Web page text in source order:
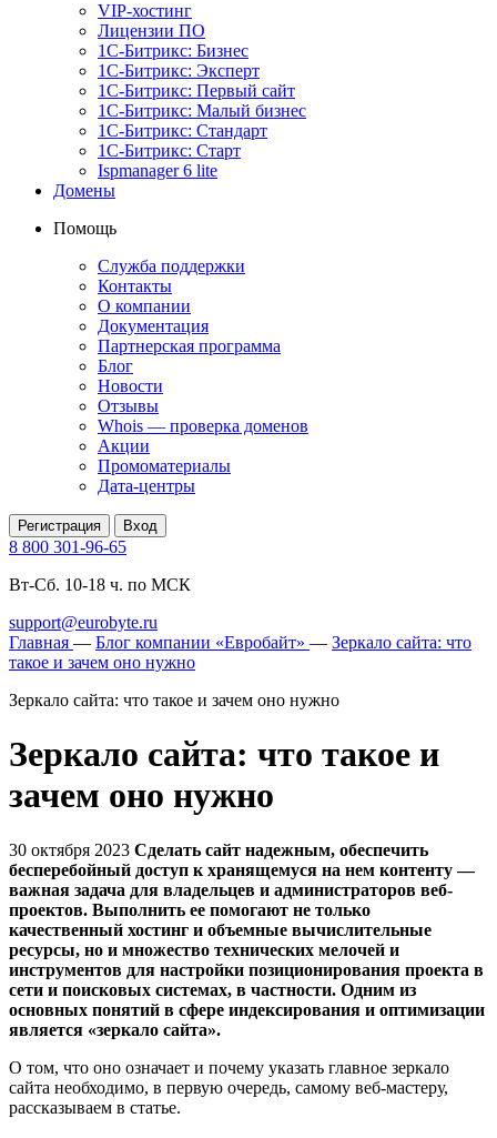
VIP-хостинг
Лицензии ПО
1С-Битрикс: Бизнес
1С-Битрикс: Эксперт
1С-Битрикс: Первый сайт
1С-Битрикс: Малый бизнес
1С-Битрикс: Стандарт
1С-Битрикс: Старт
Ispmanager 6 lite
Домены
Помощь
Служба поддержки
Контакты
О компании
Документация
Партнерская программа
Блог
Новости
Отзывы
Whois — проверка доменов
Акции
Промоматериалы
Дата-центры
Регистрация Вход
8 800 301-96-65
Вт-Сб. 10-18 ч. по МСК
support@eurobyte.ru
Главная — Блог компании «Евробайт» — Зеркало сайта: что
такое и зачем оно нужно
Зеркало сайта: что такое и зачем оно нужно
Зеркало сайта: что такое и
зачем оно нужно
30 октября 2023 Сделать сайт надежным, обеспечить
бесперебойный доступ к хранящемуся на нем контенту —
важная задача для владельцев и администраторов веб-
проектов. Выполнить ее помогают не только
качественный хостинг и объемные вычислительные
ресурсы, но и множество технических мелочей и
инструментов для настройки позиционирования проекта в
сети и поисковых системах, в частности. Одним из
основных понятий в сфере индексирования и оптимизации
является «зеркало сайта».
О том, что оно означает и почему указать главное зеркало
сайта необходимо, в первую очередь, самому веб-мастеру,
рассказываем в статье.